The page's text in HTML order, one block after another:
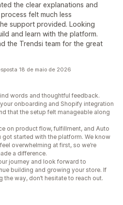
the clear explanations and
felt much less
support provided. Looking
and learn with the platform.
the Trendsi team for the great
18 de maio de 2026
words and thoughtful feedback.
your onboarding and Shopify integration
that the setup felt manageable along
on product flow, fulfillment, and Auto
started with the platform. We know
overwhelming at first, so we’re
a difference.
journey and look forward to
building and growing your store. If
way, don’t hesitate to reach out.